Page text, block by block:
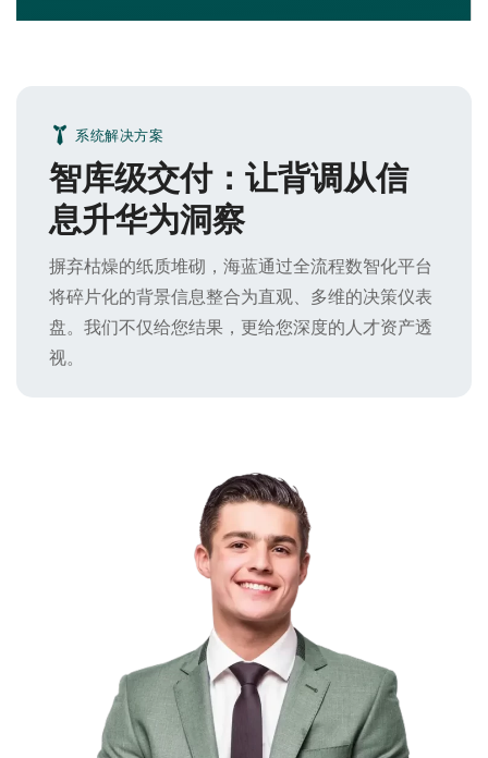
系统解决方案
智库级交付：让背调从信
息升华为洞察
摒弃枯燥的纸质堆砌，海蓝通过全流程数智化平台
将碎片化的背景信息整合为直观、多维的决策仪表
盘。我们不仅给您结果，更给您深度的人才资产透
视。